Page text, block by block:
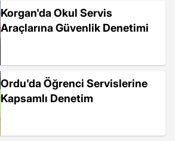
Korgan'da Okul Servis
Araçlarına Güvenlik Denetimi
Ordu'da Öğrenci Servislerine
Kapsamlı Denetim